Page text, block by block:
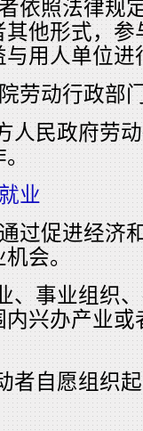
依照法律规
其他形式，
与用人单位进
劳动行政部
人民政府劳
。
业
过促进经济
机会。
、事业组织
内兴办产业
者自愿组织